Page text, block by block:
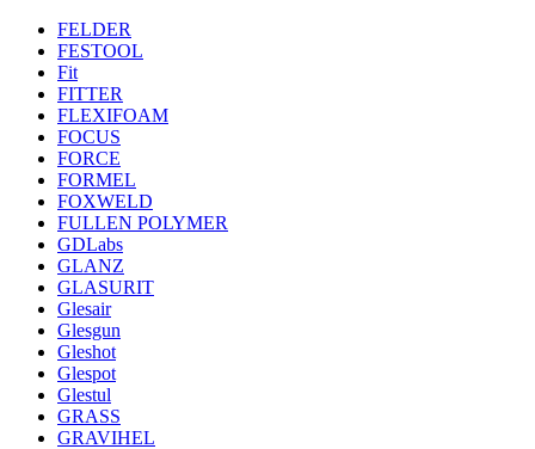
FELDER
FESTOOL
Fit
FITTER
FLEXIFOAM
FOCUS
FORCE
FORMEL
FOXWELD
FULLEN POLYMER
GDLabs
GLANZ
GLASURIT
Glesair
Glesgun
Gleshot
Glespot
Glestul
GRASS
GRAVIHEL